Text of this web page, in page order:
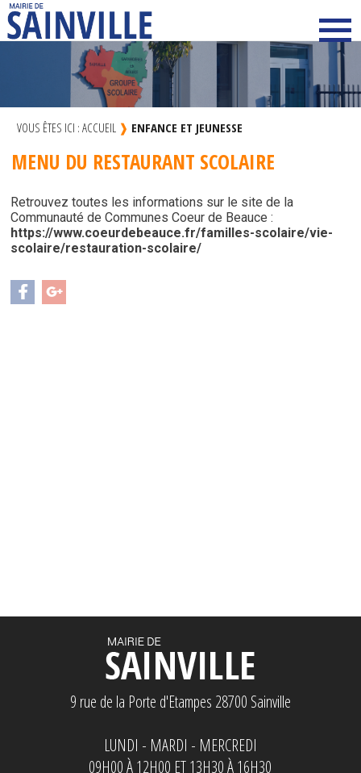
VOUS ÊTES ICI :ACCUEIL ❱ ENFANCE ET JEUNESSE
MENU DU RESTAURANT SCOLAIRE
Retrouvez toutes les informations sur le site de la
Communauté de Communes Coeur de Beauce :
https://www.coeurdebeauce.fr/familles-scolaire/vie-
scolaire/restauration-scolaire/
9 rue de la Porte d'Etampes 28700 Sainville
LUNDI - MARDI - MERCREDI
09H00 À 12H00 ET 13H30 À 16H30